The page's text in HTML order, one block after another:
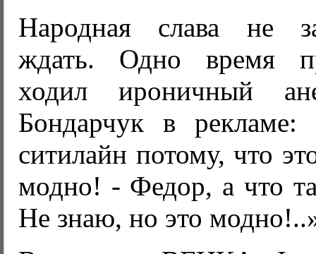
Народная слава не
ждать. Одно время
ходил ироничный
Бондарчук в
ситилайн потому, что
модно! - Федор, а что
Не знаю, но это